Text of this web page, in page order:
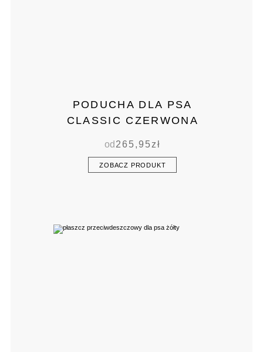
PODUCHA DLA PSA
CLASSIC CZERWONA
od265,95zł
ZOBACZ PRODUKT